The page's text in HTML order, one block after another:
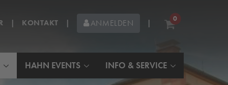
| KONTAKT | ANMELDEN | 0
HAHN EVENTS INFO & SERVICE